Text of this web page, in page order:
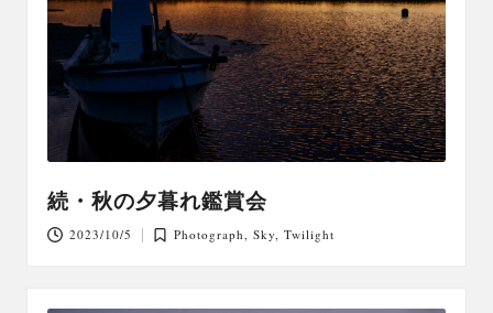
続・秋の夕暮れ鑑賞会
2023/10/5
Posted
Photograph,Sky,Twilight